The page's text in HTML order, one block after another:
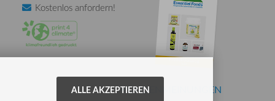
Kostenlos anfordern!
KUNDENMEINUNGEN
ALLE AKZEPTIEREN